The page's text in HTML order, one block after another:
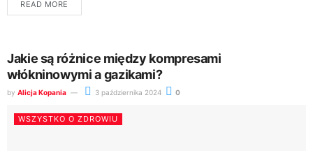
READ MORE
Jakie są różnice między kompresami
włókninowymi a gazikami?
by Alicja Kopania 3 października 2024 0
WSZYSTKO O ZDROWIU